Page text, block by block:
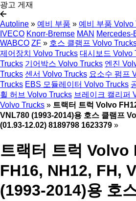
광고 게재
Autoline » 예비 부품 » 예비 부품 Volvo
IVECO Knorr-Bremse MAN Mercedes-
WABCO ZF » 호스 클램프 Volvo
제어장치 Volvo Trucks 대시보드 Volvo
Trucks 기어박스 Volvo Trucks 엔진
Trucks 센서 Volvo Trucks 요소수 펌프
Trucks EBS 모듈레이터 Volvo Trucks
휠 허브 Volvo Trucks 브레이크 캘리퍼
Volvo Trucks » 트랙터 트럭 Volvo
VNL780 (1993-2014)용 호스 클램프
(01.93-12.02) 8189798 1623379 »
트랙터 트럭 Volvo
FH16, NH12, FH,
(1993-2014)용 호